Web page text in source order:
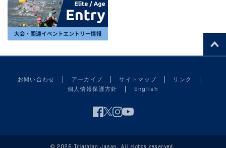
お問い合わせ アーカイブ サイトマップ
リンク
個人情報保護方針
English